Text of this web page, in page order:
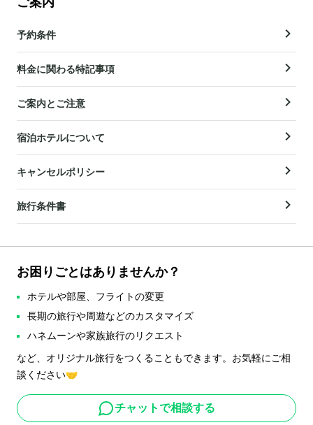
予約条件
料金に関わる特記事項
ご案内とご注意
宿泊ホテルについて
キャンセルポリシー
旅行条件書
お困りごとはありませんか？
ホテルや部屋、フライトの変更
長期の旅行や周遊などのカスタマイズ
ハネムーンや家族旅行のリクエスト
など、オリジナル旅行をつくることもできます。お気軽にご相
談ください🤝
チャットで相談する